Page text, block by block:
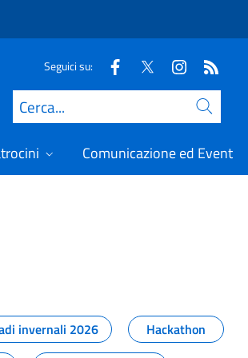
Seguici su:
Cerca
Comunicazione ed Eventi
invernali 2026
Hackathon